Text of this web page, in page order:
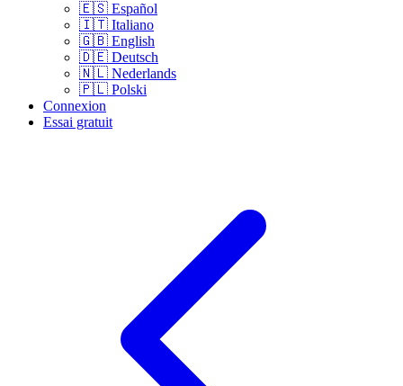
🇪🇸 Español
🇮🇹 Italiano
🇬🇧 English
🇩🇪 Deutsch
🇳🇱 Nederlands
🇵🇱 Polski
Connexion
Essai gratuit